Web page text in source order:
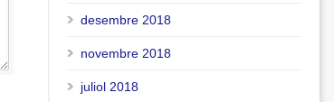
desembre 2018
novembre 2018
juliol 2018